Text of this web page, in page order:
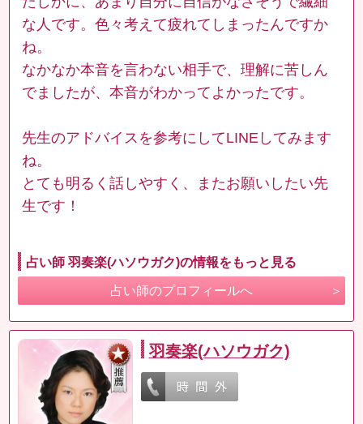
な人です。色々考えて疲れてしまったんですか
ね。
なかなか本音を言わない相手で、理解に苦しん
でましたが、本音がわかってよかったです。
先生のアドバイスを参考にしてLINEしてみます
ね。
とても明るく話しやすく、またお願いしたい先
生です！
占い師 羽奏楽(ハソウガク)の情報をもっと見る
占い師のプロフィールへ
羽奏楽(ハソウガク)